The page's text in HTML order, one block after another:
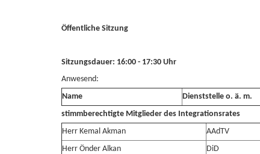
Öffentliche Sitzung
Sitzungsdauer: 16:00 - 17:30 Uhr
Anwesend:
Name
Dienststelle o. ä. m.
stimmberechtigte Mitglieder des Integrationsrates
Herr Kemal Akman
AAdTV
Herr Önder Alkan
DiD